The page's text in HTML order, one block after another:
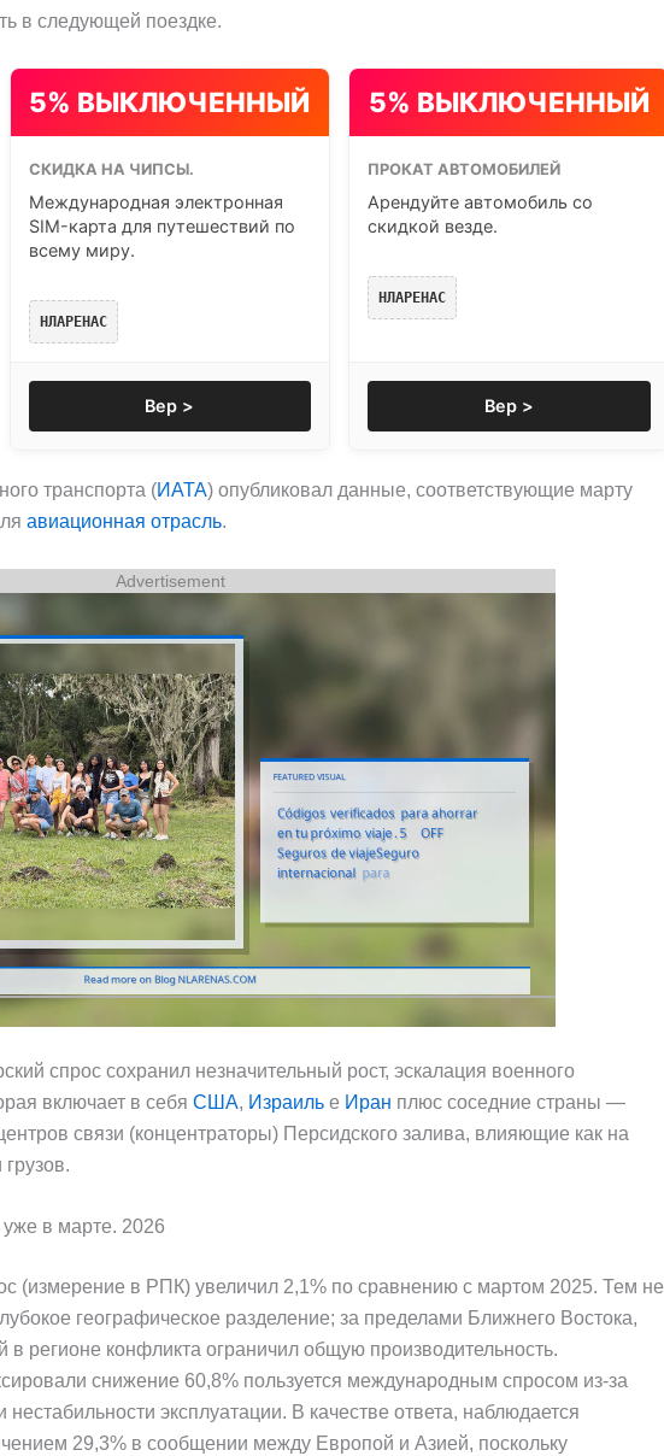
в следующей поездке.
5% ВЫКЛЮЧЕННЫЙ
СКИДКА НА ЧИПСЫ.
Международная электронная
SIM-карта для путешествий по
всему миру.
НЛАРЕНАС
Вер >
5% ВЫКЛЮЧЕННЫЙ
ПРОКАТ АВТОМОБИЛЕЙ
Арендуйте автомобиль со
скидкой везде.
НЛАРЕНАС
Вер >
транспорта (ИАТА) опубликовал данные, соответствующие марту
авиационная отрасль.
Advertisement
спрос сохранил незначительный рост, эскалация военного
включает в себя США, Израиль е Иран плюс соседние страны —
связи (концентраторы) Персидского залива, влияющие как на
в марте. 2026
(измерение в РПК) увеличил 2,1% по сравнению с мартом 2025. Тем не
географическое разделение; за пределами Ближнего Востока,
регионе конфликта ограничил общую производительность.
снижение 60,8% пользуется международным спросом из-за
эксплуатации. В качестве ответа, наблюдается
29,3% в сообщении между Европой и Азией, поскольку